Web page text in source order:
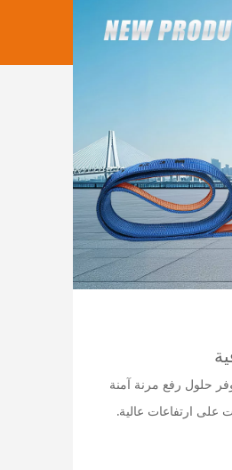
تتراوح من 1 إلى 400 طن، مما يوفر حلول رفع مرنة آمنة
على ارتفاعات عالية.